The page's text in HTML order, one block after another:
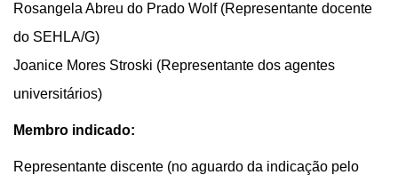
Rosangela Abreu do Prado Wolf(Representante docente
do SEHLA/G)
Joanice Mores Stroski (Representante dos agentes
universitários)
Membro indicado:
Representante discente (no aguardo da indicação pelo